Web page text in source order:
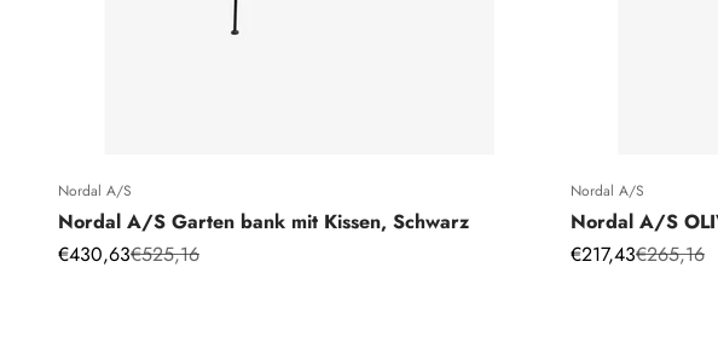
Nordal A/S
Nordal A/S Garten bank mit Kissen, Schwarz
Angebot
€430,63Regulärer Preis
€525,16
Nordal A/S
Nordal A/S
Angebot
€217,43Regulärer
€265,16